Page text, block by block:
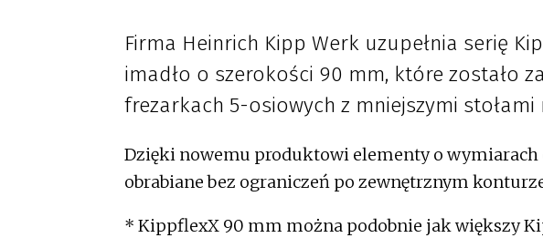
Firma Heinrich Kipp Werk uzupełnia serię
imadło o szerokości 90 mm, które zostało
frezarkach 5-osiowych z mniejszymi stołami
Dzięki nowemu produktowi elementy o wymiarach
obrabiane bez ograniczeń po zewnętrznym
* KippflexX 90 mm można podobnie jak większy